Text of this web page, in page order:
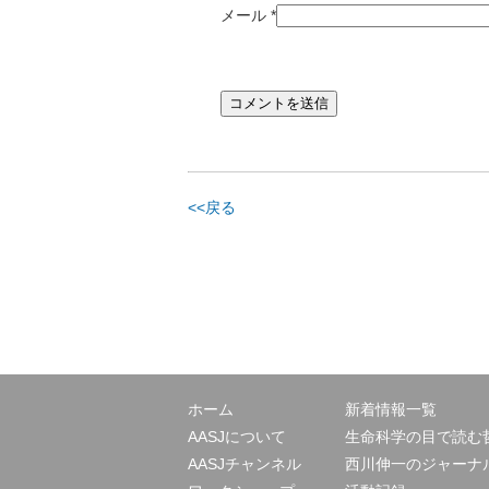
メール *
<<戻る
ホーム
AASJについて
AASJチャンネル
新着情報一覧
生命科学の目で読む
西川伸一のジャーナ